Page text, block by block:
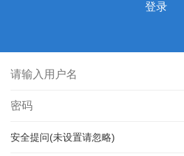
登录
安全提问(未设置请忽略)